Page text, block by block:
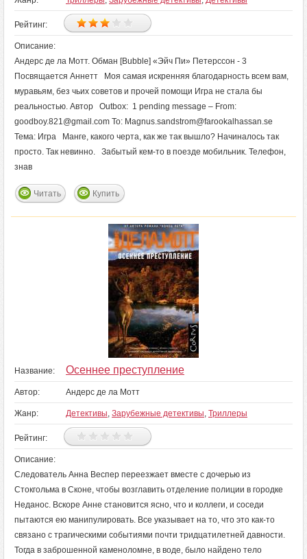
Рейтинг:
Описание:
Андерс де ла Мотт. Обман [Bubble] «Эйч Пи» Петерссон - 3
Посвящается Аннетт Моя самая искренняя благодарность всем вам,
муравьям, без чьих советов и прочей помощи Игра не стала бы
реальностью. Автор Outbox: 1 pending message – From:
goodboy.821@gmail.com To: Magnus.sandstrom@farookalhassan.se
Тема: Игра Манге, какого черта, как же так вышло? Начиналось так
просто. Так невинно. Забытый кем-то в поезде мобильник. Телефон,
знав
Читать Купить
Название: Осеннее преступление
Автор: Андерс де ла Мотт
Жанр: Детективы, Зарубежные детективы, Триллеры
Рейтинг:
Описание:
Следователь Анна Веспер переезжает вместе с дочерью из
Стокгольма в Сконе, чтобы возглавить отделение полиции в городке
Неданос. Вскоре Анне становится ясно, что и коллеги, и соседи
пытаются ею манипулировать. Все указывает на то, что это как-то
связано с трагическими событиями почти тридцатилетней давности.
Тогда в заброшенной каменоломне, в воде, было найдено тело